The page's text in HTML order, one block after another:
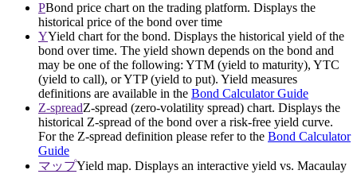
PBond price chart on the trading platform. Displays the
historical price of the bond over time
YYield chart for the bond. Displays the historical yield of the
bond over time. The yield shown depends on the bond and
may be one of the following: YTM (yield to maturity), YTC
(yield to call), or YTP (yield to put). Yield measures
definitions are available in the Bond Calculator Guide
Z-spreadZ-spread (zero-volatility spread) chart. Displays the
historical Z-spread of the bond over a risk-free yield curve.
For the Z-spread definition please refer to the Bond Calculator
Guide
マップYield map. Displays an interactive yield vs. Macaulay